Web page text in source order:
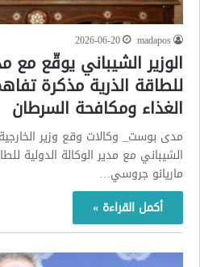
madapos
2026-06-20
الوزير الشيباني يوقّع مع
للطاقة الذرية مذكرة
الغذاء ومكافحة السرطان
مدى بوست_ وكالات وقع وزير
الشيباني مع مدير الوكالة الدولية
ماريانو جروسي…
أكمل القراءة »